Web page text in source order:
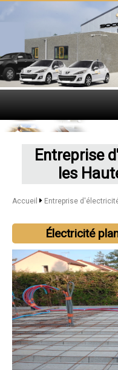
Entreprise
les
Accueil Entreprise
Électricité